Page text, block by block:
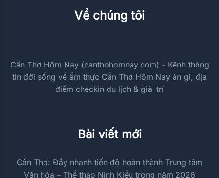
Về chúng tôi
Cần Thơ Hôm Nay (canthohomnay.com) - Kênh thông
tin đời sống về ẩm thực Cần Thơ Hôm Nay ăn gì, địa
điểm checkin du lịch & giải trí
Bài viết mới
Cần Thơ: Đẩy nhanh tiến độ hoàn thành Trung tâm
Văn hóa – Thể thao Ninh Kiều trong năm 2026